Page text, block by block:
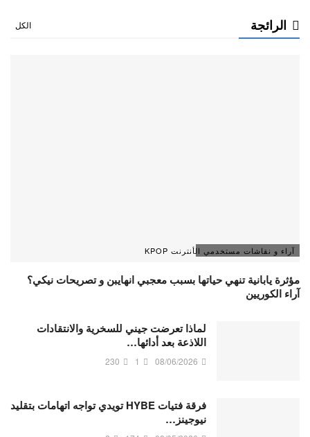
الرائجة الكل
آراء و نقاشات مستخدمي الأنترنت KPOP
مؤثرة يابانية تنهي حياتها بسبب معجبي انهايبن و تصريحات نيكي؟
آراء الكوريين
لماذا تعرضت جيني للسخرية والانتقادات
اللاذعة بعد أدائها…
08/06/2026
1
230
فرقة فتيات HYBE تويدي تواجه اتهامات بتقليد
نيوجينز…